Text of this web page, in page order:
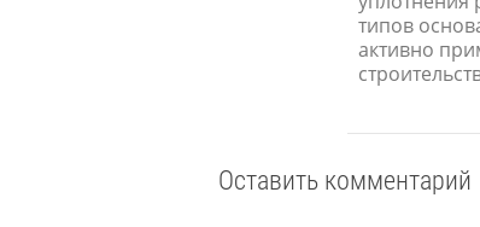
типов
активно
Оставить комментарий